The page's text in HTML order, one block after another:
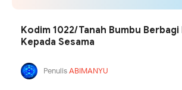
Kodim 1022/Tanah Bumbu
Kepada Sesama
PenulisABIMANYU